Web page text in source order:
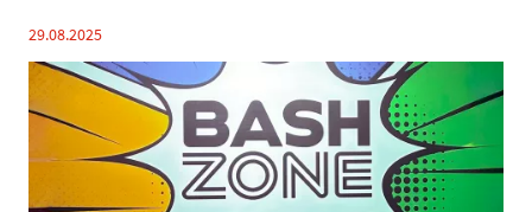
29.08.2025